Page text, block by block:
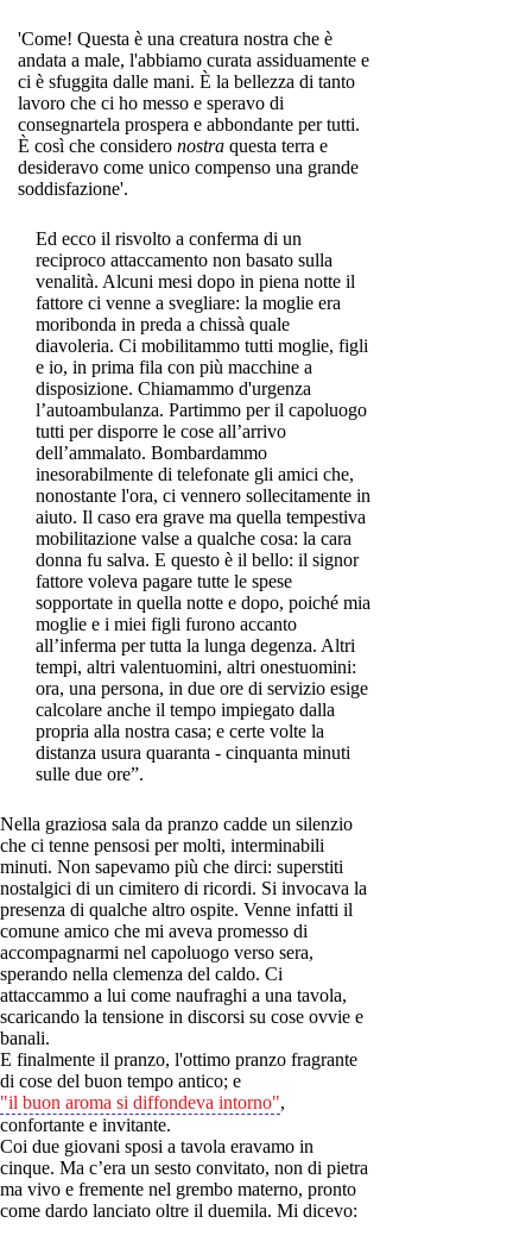
'Come! Questa è una creatura nostra che è
andata a male, l'abbiamo curata assiduamente e
ci è sfuggita dalle mani. È la bellezza di tanto
lavoro che ci ho messo e speravo di
consegnartela prospera e abbondante per tutti.
È così che considero nostra questa terra e
desideravo come unico compenso una grande
soddisfazione'.
Ed ecco il risvolto a conferma di un
reciproco attaccamento non basato sulla
venalità. Alcuni mesi dopo in piena notte il
fattore ci venne a svegliare: la moglie era
moribonda in preda a chissà quale
diavoleria. Ci mobilitammo tutti moglie, figli
e io, in prima fila con più macchine a
disposizione. Chiamammo d'urgenza
l’autoambulanza. Partimmo per il capoluogo
tutti per disporre le cose all’arrivo
dell’ammalato. Bombardammo
inesorabilmente di telefonate gli amici che,
nonostante l'ora, ci vennero sollecitamente in
aiuto. Il caso era grave ma quella tempestiva
mobilitazione valse a qualche cosa: la cara
donna fu salva. E questo è il bello: il signor
fattore voleva pagare tutte le spese
sopportate in quella notte e dopo, poiché mia
moglie e i miei figli furono accanto
all’inferma per tutta la lunga degenza. Altri
tempi, altri valentuomini, altri onestuomini:
ora, una persona, in due ore di servizio esige
calcolare anche il tempo impiegato dalla
propria alla nostra casa; e certe volte la
distanza usura quaranta - cinquanta minuti
sulle due ore”.
Nella graziosa sala da pranzo cadde un silenzio
che ci tenne pensosi per molti, interminabili
minuti. Non sapevamo più che dirci: superstiti
nostalgici di un cimitero di ricordi. Si invocava la
presenza di qualche altro ospite. Venne infatti il
comune amico che mi aveva promesso di
accompagnarmi nel capoluogo verso sera,
sperando nella clemenza del caldo. Ci
attaccammo a lui come naufraghi a una tavola,
scaricando la tensione in discorsi su cose ovvie e
banali.
E finalmente il pranzo, l'ottimo pranzo fragrante
di cose del buon tempo antico; e
"il buon aroma si diffondeva intorno",
confortante e invitante.
Coi due giovani sposi a tavola eravamo in
cinque. Ma c’era un sesto convitato, non di pietra
ma vivo e fremente nel grembo materno, pronto
come dardo lanciato oltre il duemila. Mi dicevo: